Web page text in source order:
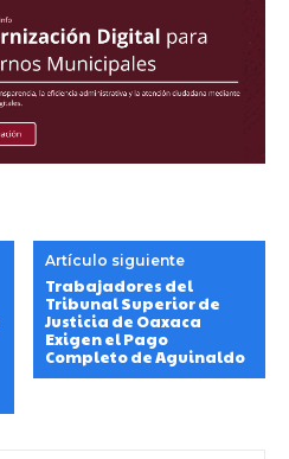
Artículo siguiente
Trabajadores del
Tribunal Superior de
Justicia de Oaxaca
Exigen el Pago
Completo de Aguinaldo